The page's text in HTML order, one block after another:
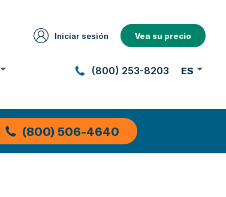
Iniciar sesión Vea su precio
(800) 253-8203 ES
(800) 506-4640